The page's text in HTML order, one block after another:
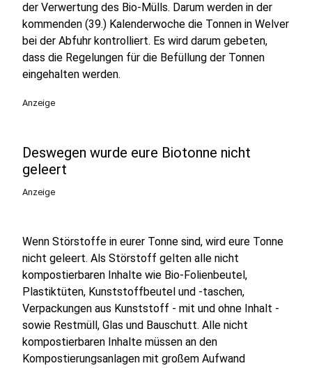
der Verwertung des Bio-Mülls. Darum werden in der
kommenden (39.) Kalenderwoche die Tonnen in Welver
bei der Abfuhr kontrolliert. Es wird darum gebeten,
dass die Regelungen für die Befüllung der Tonnen
eingehalten werden.
Anzeige
Deswegen wurde eure Biotonne nicht
geleert
Anzeige
Wenn Störstoffe in eurer Tonne sind, wird eure Tonne
nicht geleert. Als Störstoff gelten alle nicht
kompostierbaren Inhalte wie Bio-Folienbeutel,
Plastiktüten, Kunststoffbeutel und -taschen,
Verpackungen aus Kunststoff - mit und ohne Inhalt -
sowie Restmüll, Glas und Bauschutt. Alle nicht
kompostierbaren Inhalte müssen an den
Kompostierungsanlagen mit großem Aufwand